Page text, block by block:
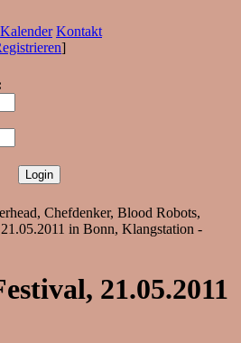
Kalender Kontakt
]
Chefdenker, Blood Robots,
in Bonn, Klangstation -
21.05.2011